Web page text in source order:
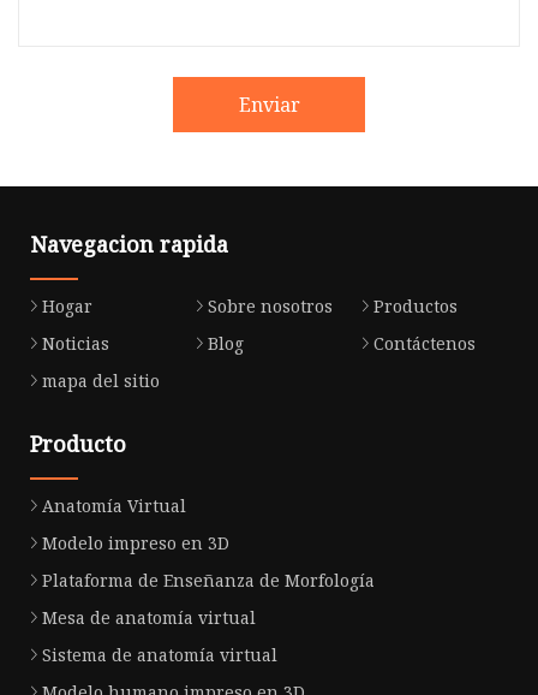
Enviar
Navegacion rapida
Hogar Sobre nosotros
Productos
Noticias
Blog
Contáctenos
mapa del sitio
Producto
Anatomía Virtual
Modelo impreso en 3D
Plataforma de Enseñanza de Morfología
Mesa de anatomía virtual
Sistema de anatomía virtual